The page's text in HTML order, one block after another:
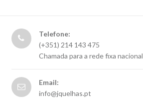
Telefone:
(+351) 214 143 475
Chamada para a rede fixa nacional
Email:
info@jquelhas.pt